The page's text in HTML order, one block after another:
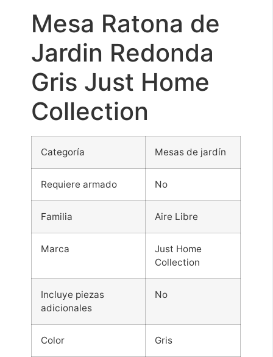
Mesa Ratona de
Jardin Redonda
Gris Just Home
Collection
Categoría Mesas de jardín
Requiere armado No
Familia Aire Libre
Marca
Just Home
Collection
Incluye piezas
adicionales
No
Color Gris